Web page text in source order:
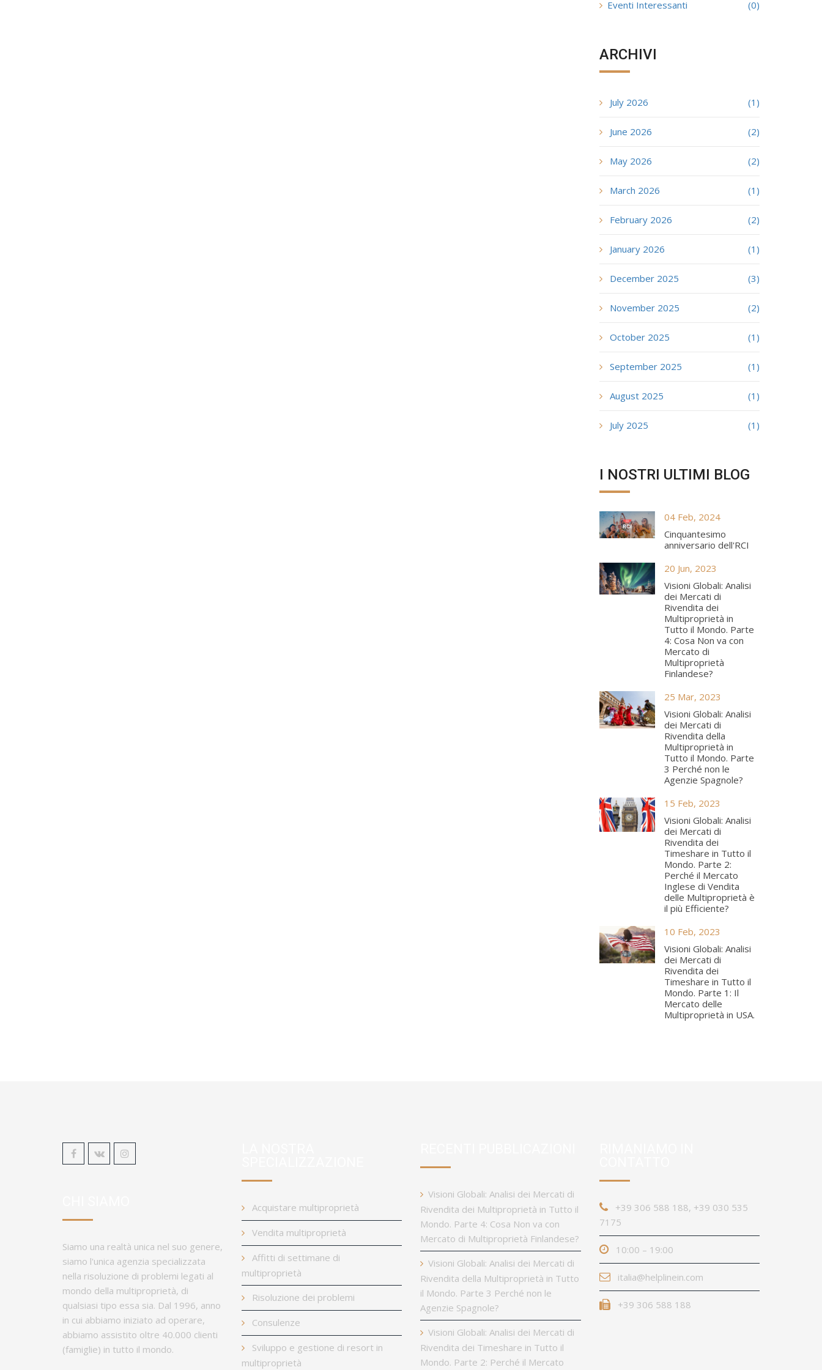
Eventi Interessanti (0)
ARCHIVI
July 2026 (1)
June 2026 (2)
May 2026 (2)
March 2026 (1)
February 2026 (2)
January 2026 (1)
December 2025 (3)
November 2025 (2)
October 2025 (1)
September 2025 (1)
August 2025 (1)
July 2025 (1)
I NOSTRI ULTIMI BLOG
04 Feb, 2024
Cinquantesimo
anniversario dell'RCI
20 Jun, 2023
Visioni Globali: Analisi
dei Mercati di
Rivendita dei
Multiproprietà in
Tutto il Mondo. Parte
4: Cosa Non va con
Mercato di
Multiproprietà
Finlandese?
25 Mar, 2023
Visioni Globali: Analisi
dei Mercati di
Rivendita della
Multiproprietà in
Tutto il Mondo. Parte
3 Perché non le
Agenzie Spagnole?
15 Feb, 2023
Visioni Globali: Analisi
dei Mercati di
Rivendita dei
Timeshare in Tutto il
Mondo. Parte 2:
Perché il Mercato
Inglese di Vendita
delle Multiproprietà è
il più Efficiente?
10 Feb, 2023
Visioni Globali: Analisi
dei Mercati di
Rivendita dei
Timeshare in Tutto il
Mondo. Parte 1: Il
Mercato delle
Multiproprietà in USA.
Siamo una realtà unica nel suo genere,
siamo l'unica agenzia specializzata
nella risoluzione di problemi legati al
mondo della multiproprietà, di
qualsiasi tipo essa sia. Dal 1996, anno
in cui abbiamo iniziato ad operare,
abbiamo assistito oltre 40.000 clienti
(famiglie) in tutto il mondo.
Acquistare multiproprietà
Vendita multiproprietà
Affitti di settimane di
multiproprietà
Risoluzione dei problemi
Consulenze
Sviluppo e gestione di resort in
multiproprietà
Visioni Globali: Analisi dei Mercati di
Rivendita dei Multiproprietà in Tutto il
Mondo. Parte 4: Cosa Non va con
Mercato di Multiproprietà Finlandese?
Visioni Globali: Analisi dei Mercati di
Rivendita della Multiproprietà in Tutto
il Mondo. Parte 3 Perché non le
Agenzie Spagnole?
Visioni Globali: Analisi dei Mercati di
Rivendita dei Timeshare in Tutto il
Mondo. Parte 2: Perché il Mercato
+39 306 588 188, +39 030 535
7175
10:00 – 19:00
italia@helplinein.com
+39 306 588 188